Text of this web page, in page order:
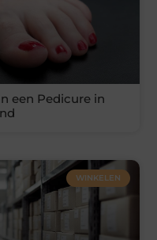
een Pedicure in
WINKELEN